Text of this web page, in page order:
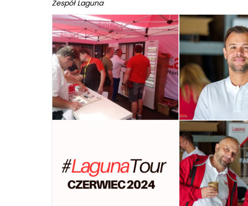
Zespół Laguna